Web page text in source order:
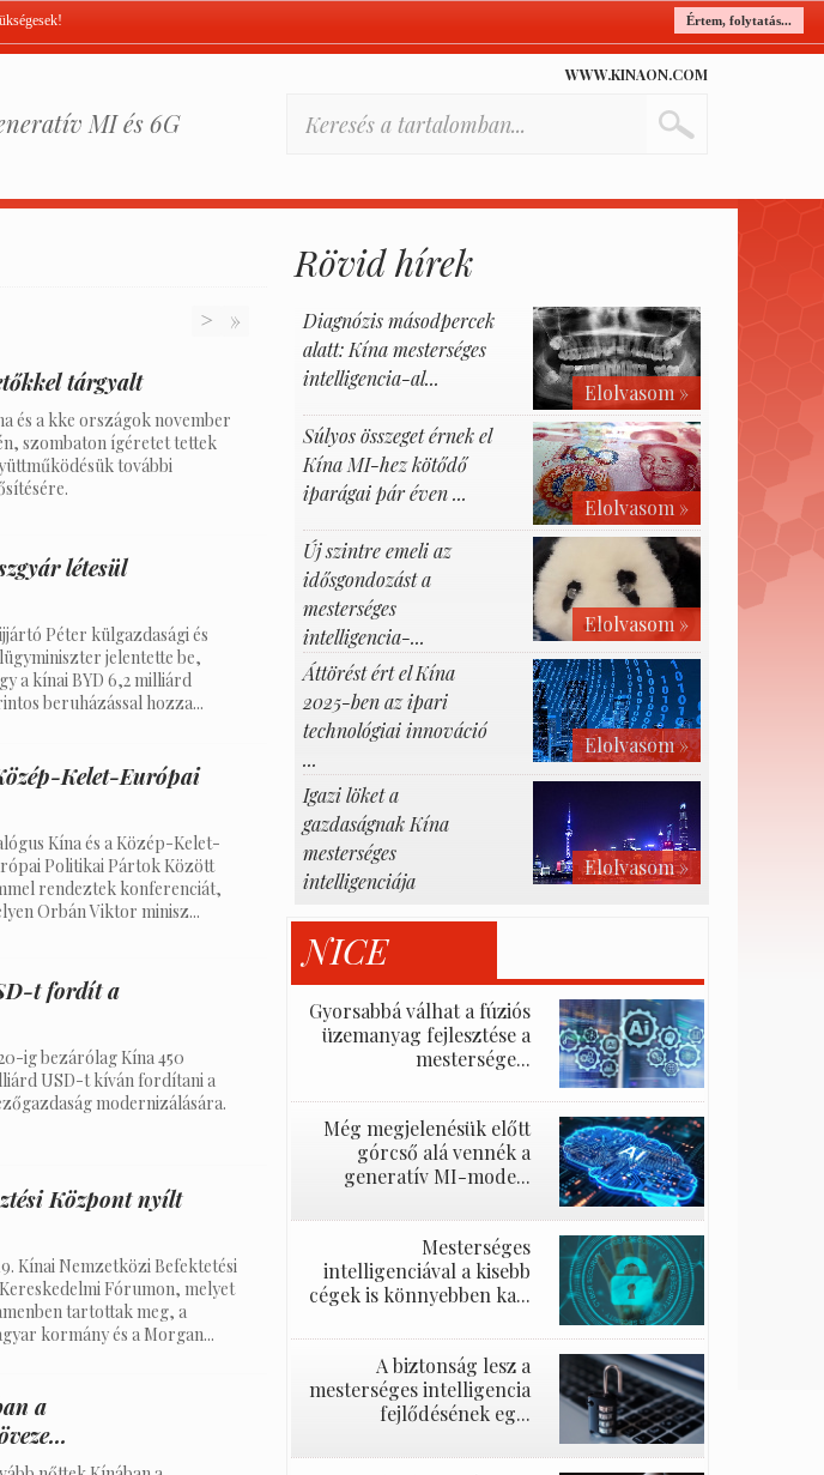
Értem, folytatás...
MI és 6G
WWW.KINAON.COM
> »
tárgyalt
és a kke országok november
szombaton ígéretet tettek
további
létesül
Péter külgazdasági és
jelentette be,
a kínai BYD 6,2 milliárd
beruházással hozza...
Kelet-Európai
Kína és a Közép-Kelet-
Politikai Pártok Között
rendeztek konferenciát,
Orbán Viktor minisz...
t fordít a
ig bezárólag Kína 450
USD-t kíván fordítani a
modernizálására.
Központ nyílt
Kínai Nemzetközi Befektetési
Fórumon, melyet
tartottak meg, a
kormány és a Morgan...
a
Rövid hírek
Elolvasom »
Diagnózis másodpercek
alatt: Kína mesterséges
intelligencia-al...
Elolvasom »
Súlyos összeget érnek el
Kína MI-hez kötődő
iparágai pár éven ...
Elolvasom »
Új szintre emeli az
idősgondozást a
mesterséges
intelligencia-...
Elolvasom »
Áttörést ért el Kína
2025-ben az ipari
technológiai innováció
...
Elolvasom »
Igazi löket a
gazdaságnak Kína
mesterséges
intelligenciája
NICE
Gyorsabbá válhat a fúziós
üzemanyag fejlesztése a
mestersége...
Még megjelenésük előtt
górcső alá vennék a
generatív MI-mode...
Mesterséges
intelligenciával a kisebb
cégek is könnyebben ka...
A biztonság lesz a
mesterséges intelligencia
fejlődésének eg...